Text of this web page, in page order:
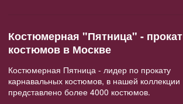
Костюмерная "Пятница" - прокат
костюмов в Москве
Костюмерная Пятница - лидер по прокату
карнавальных костюмов, в нашей коллекции
представлено более 4000 костюмов.